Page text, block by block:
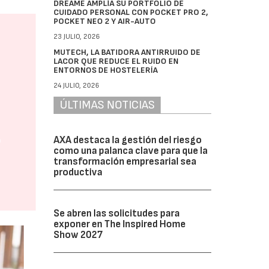
DREAME AMPLÍA SU PORTFOLIO DE
CUIDADO PERSONAL CON POCKET PRO 2,
POCKET NEO 2 Y AIR-AUTO
23 JULIO, 2026
MUTECH, LA BATIDORA ANTIRRUIDO DE
LACOR QUE REDUCE EL RUIDO EN
ENTORNOS DE HOSTELERÍA
24 JULIO, 2026
ÚLTIMAS NOTICIAS
AXA destaca la gestión del riesgo
como una palanca clave para que la
transformación empresarial sea
productiva
Se abren las solicitudes para
exponer en The Inspired Home
Show 2027